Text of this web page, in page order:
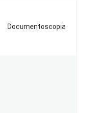
Documentoscopia